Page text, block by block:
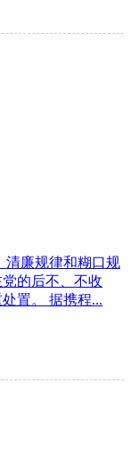
廉规律和糊口规
的后不、不收
置。 据携程...